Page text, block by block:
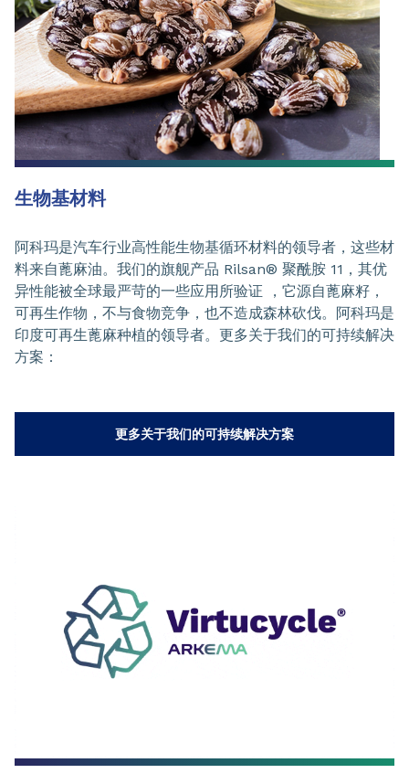
生物基材料
阿科玛是汽车行业高性能生物基循环材料的领导者，这些材
料来自蓖麻油。我们的旗舰产品 Rilsan® 聚酰胺 11，其优
异性能被全球最严苛的一些应用所验证 ，它源自蓖麻籽，
可再生作物，不与食物竞争，也不造成森林砍伐。阿科玛是
印度可再生蓖麻种植的领导者。更多关于我们的可持续解决
方案：
更多关于我们的可持续解决方案